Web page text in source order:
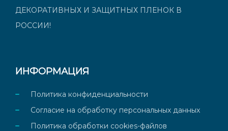
ДЕКОРАТИВНЫХ И ЗАЩИТНЫХ ПЛЕНОК В
РОССИИ!
ИНФОРМАЦИЯ
Политика конфиденциальности
Согласие на обработку персональных данных
Политика обработки cookies-файлов